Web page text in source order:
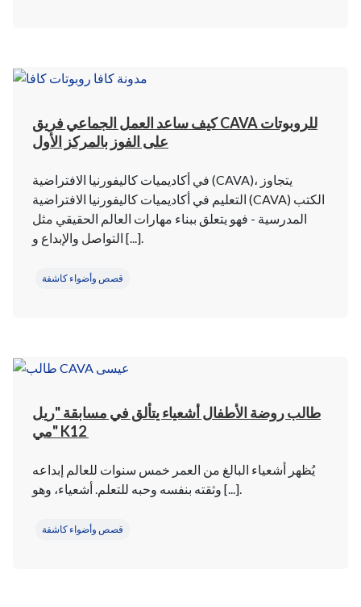
كيف ساعد العمل الجماعي فريق CAVA للروبوتات
على الفوز بالمركز الأول
في أكاديميات كاليفورنيا الافتراضية (CAVA)، يتجاوز
التعليم في أكاديميات كاليفورنيا الافتراضية (CAVA) الكتب
المدرسية - فهو يتعلق ببناء مهارات العالم الحقيقي مثل
التواصل والإبداع و [...].
قصص وأضواء كاشفة
طالب روضة الأطفال أشعياء يتألق في مسابقة "ريل
مي" K12
يُظهر أشعياء البالغ من العمر خمس سنوات للعالم إبداعه
وثقته بنفسه وحبه للتعلم. أشعياء، وهو [...].
قصص وأضواء كاشفة